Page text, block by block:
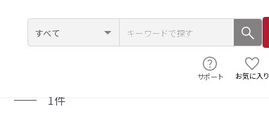
サポート お気に入り
1件